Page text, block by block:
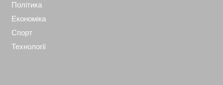
Політика
Економіка
Спорт
Технології